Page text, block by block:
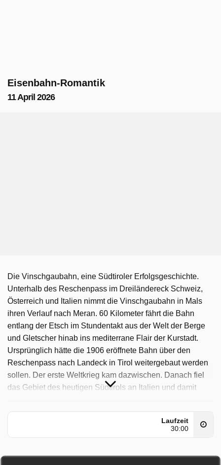
Eisenbahn-Romantik
11 April 2026
Die Vinschgaubahn, eine Südtiroler Erfolgsgeschichte.
Unterhalb des Reschenpass im Dreiländereck Schweiz,
Österreich und Italien nimmt die Vinschgaubahn in Mals
ihren Verlauf nach Meran. 60 Kilometer fährt die Bahn
entlang der Etsch im Stundentakt aus der Welt der Berge
und Gletscher hinab ins mediterrane Flair der Kurstadt.
Ursprünglich hätte die 1906 eröffnete Bahn über den
Reschenpass nach Landeck in Tirol weitergebaut werden
sollen. Der erste Weltkrieg kam dazwischen. Danach fiel
das Gebiet des heutigen Südtirols an Italien und damit
Staatsbahn betrieben wurde. Die Bahn hatte es damals
nicht leicht, Investitionen aus dem fernen Rom waren
selten. Unpünktliche Züge und Busparallelverkehr sorgten
Laufzeit
30:00